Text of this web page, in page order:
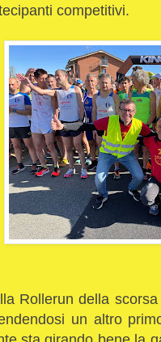
competitivi.
Rollerun della
un altro